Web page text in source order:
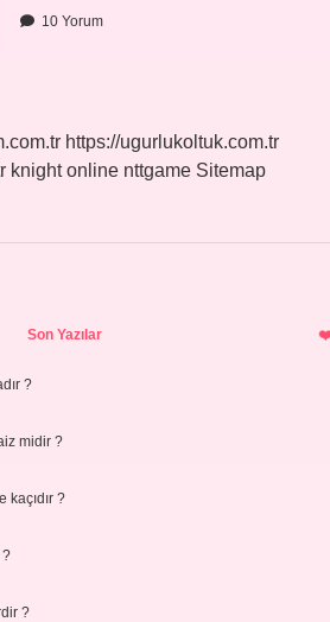
10 Yorum
https://ugurlukoltuk.com.tr
knight online nttgame Sitemap
Son Yazılar
?
midir ?
kaçıdır ?
?
?